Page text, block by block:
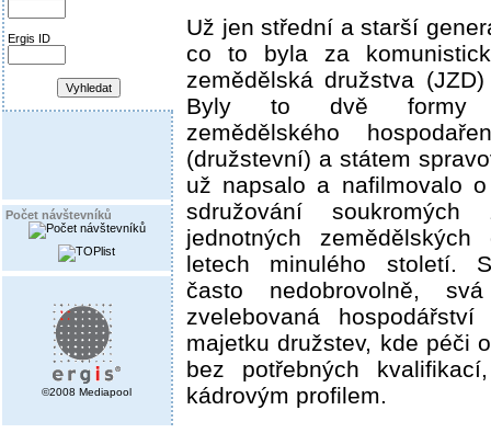
Ergis ID
Počet návštevníků
©2008 Mediapool
Už jen střední a starší
co to byla za
zemědělská družstva
Byly to dvě formy
zemědělského
(družstevní) a státem
už napsalo a nafilmovalo
sdružování soukromých
jednotných
letech minulého století.
často nedobrovolně,
zvelebovaná
majetku družstev, kde péči
bez potřebných
kádrovým profilem.